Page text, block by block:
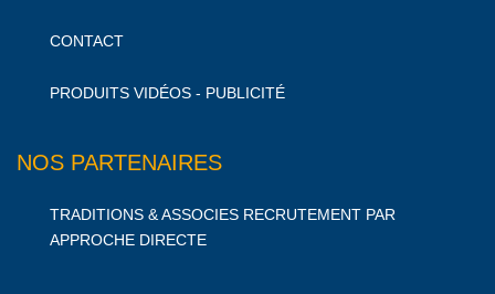
CONTACT
PRODUITS VIDÉOS - PUBLICITÉ
NOS PARTENAIRES
TRADITIONS & ASSOCIES RECRUTEMENT PAR
APPROCHE DIRECTE